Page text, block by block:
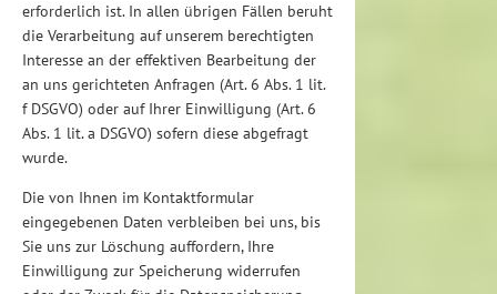
erforderlich ist. In allen übrigen Fällen beruht
die Verarbeitung auf unserem berechtigten
Interesse an der effektiven Bearbeitung der
an uns gerichteten Anfragen (Art. 6 Abs. 1 lit.
f DSGVO) oder auf Ihrer Einwilligung (Art. 6
Abs. 1 lit. a DSGVO) sofern diese abgefragt
wurde.
Die von Ihnen im Kontaktformular
eingegebenen Daten verbleiben bei uns, bis
Sie uns zur Löschung auffordern, Ihre
Einwilligung zur Speicherung widerrufen